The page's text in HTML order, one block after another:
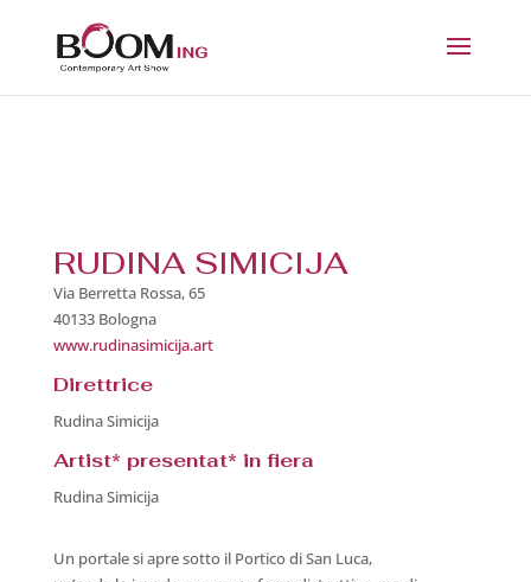
RUDINA SIMICIJA
Via Berretta Rossa, 65
40133 Bologna
www.rudinasimicija.art
Direttrice
Rudina Simicija
Artist* presentat* in fiera
Rudina Simicija
Un portale si apre sotto il Portico di San Luca,